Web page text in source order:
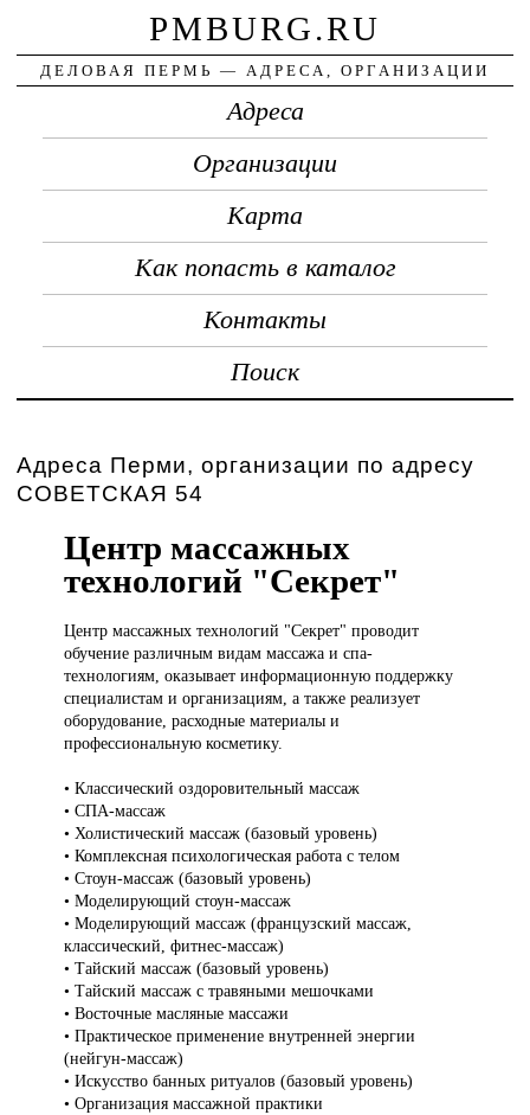
PMBURG.RU
ДЕЛОВАЯ ПЕРМЬ — АДРЕСА, ОРГАНИЗАЦИИ
Адреса
Организации
Карта
Как попасть в каталог
Контакты
Поиск
Адреса Перми, организации по адресу
СОВЕТСКАЯ 54
Центр массажных
технологий "Секрет"
Центр массажныхтехнологий "Секрет" проводит
обучение различным видам массажа и спа-
технологиям, оказывает информационную поддержку
специалистам и организациям, а также реализует
оборудование, расходные материалы и
профессиональную косметику.
• Классический оздоровительный массаж
• СПА-массаж
• Холистический массаж (базовый уровень)
• Комплексная психологическая работа с телом
• Стоун-массаж (базовый уровень)
• Моделирующий стоун-массаж
• Моделирующий массаж (французский массаж,
классический, фитнес-массаж)
• Тайский массаж (базовый уровень)
• Тайский массаж с травяными мешочками
• Восточные масляные массажи
• Практическое применение внутренней энергии
(нейгун-массаж)
• Искусство банных ритуалов (базовый уровень)
• Организация массажной практики